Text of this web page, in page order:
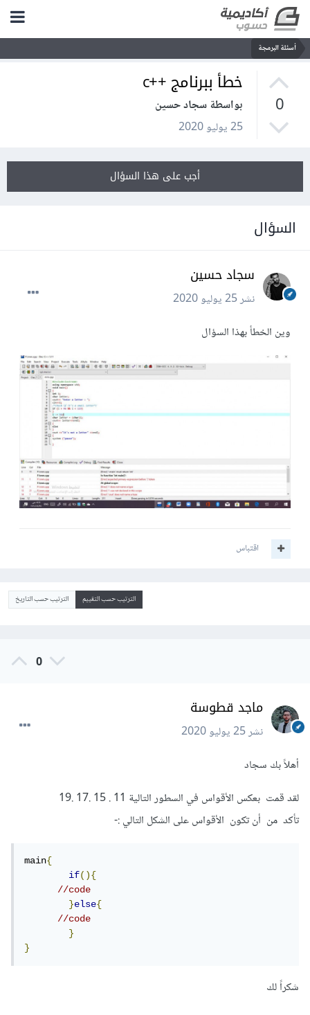
أسئلة البرمجة
0
خطأ ببرنامج ++c
بواسطة سجاد حسين
25 يوليو 2020
أجب على هذا السؤال
السؤال
سجاد حسين
نشر25 يوليو 2020
وين الخطأ بهذا السؤال
اقتباس
الترتيب حسب التقييم الترتيب حسب التاريخ
0
ماجد قطوسة
نشر25 يوليو 2020
أهلاً بك سجاد
لقد قمت بعكس الأقواس في السطور التالية 11 . 15 .17 .19
تأكد من أن تكون الأقواس على الشكل التالي :-
main{
if(){
//code
}else{
//code
}
}
شكراً لك